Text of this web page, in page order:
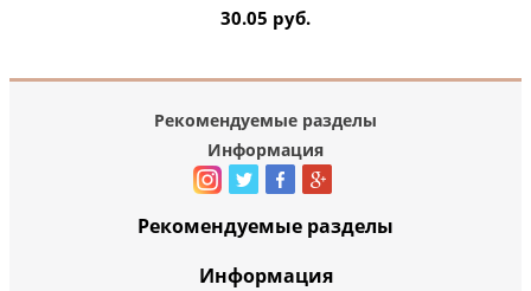
30.05 руб.
Рекомендуемые разделы
Информация
Рекомендуемые разделы
Информация